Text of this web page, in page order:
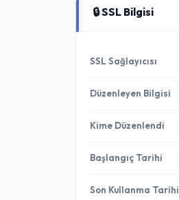
🔒 SSL Bilgisi
SSL Sağlayıcısı
Düzenleyen Bilgisi
Kime Düzenlendi
Başlangıç Tarihi
Son Kullanma Tarihi